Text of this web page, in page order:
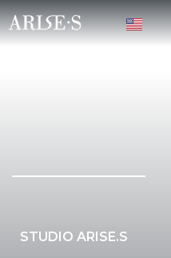
Autore:
STUDIO ARISE.S